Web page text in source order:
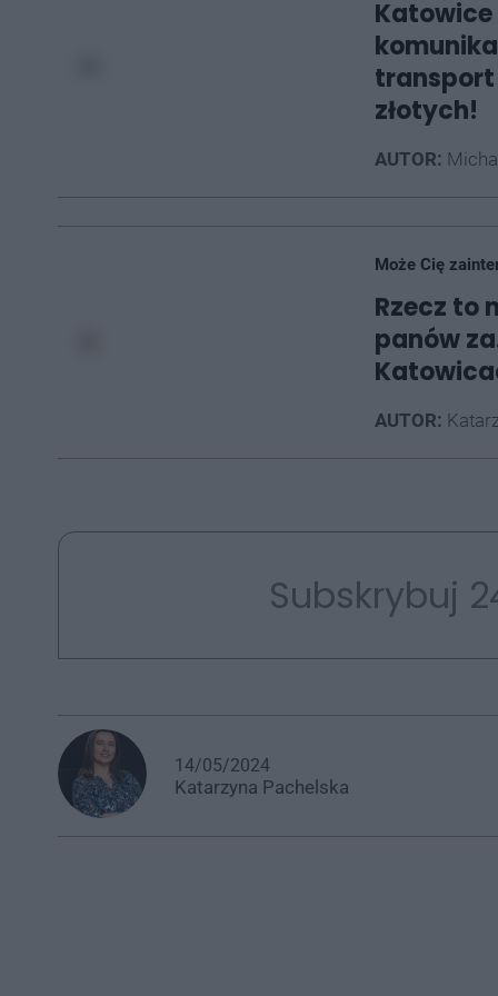
Katowice
transport
złotych!
AUTOR:
Może Cię
Rzecz to
panów
AUTOR:
Subskrybuj
14/05/2024
Katarzyna Pachelska